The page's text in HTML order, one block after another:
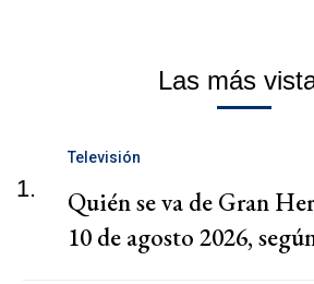
Las más
1.
Televisión
Quién se va de Gran
10 de agosto 2026,